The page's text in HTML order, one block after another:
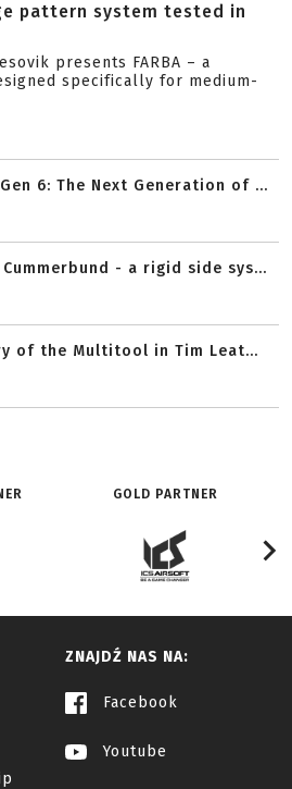
pattern system tested in
presents FARBA – a
specifically for medium-
Gen 6: The Next Generation of ...
- a rigid side sys...
of the Multitool in Tim Leat...
GOLD PARTNER
ZNAJDŹ NAS NA:
Facebook
Youtube